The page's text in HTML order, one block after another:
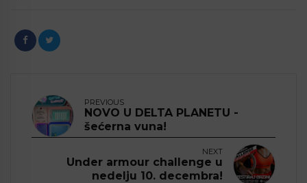
PREVIOUS
NOVO U DELTA PLANETU -
šećerna vuna!
NEXT
Under armour challenge u
nedelju 10. decembra!